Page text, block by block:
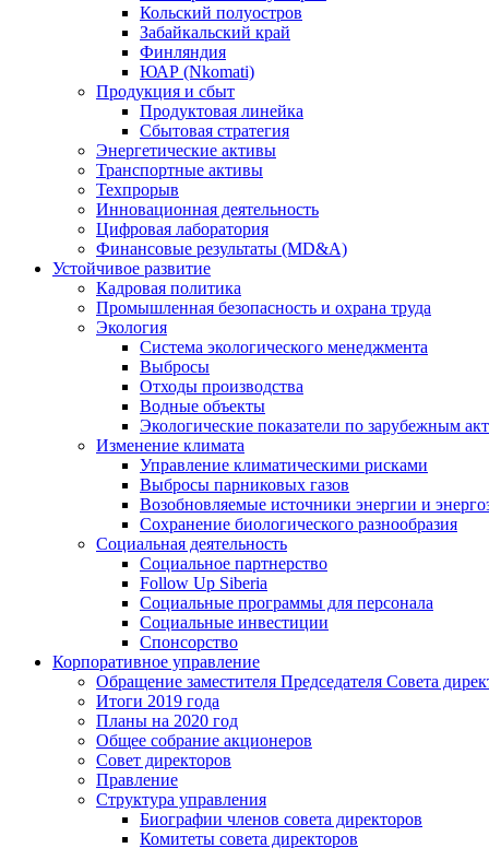
Кольский полуостров
Забайкальский край
Финляндия
ЮАР (Nkomati)
Продукция и сбыт
Продуктовая линейка
Сбытовая стратегия
Энергетические активы
Транспортные активы
Техпрорыв
Инновационная деятельность
Цифровая лаборатория
Финансовые результаты (MD&A)
Устойчивое развитие
Кадровая политика
Промышленная безопасность и охрана труда
Экология
Система экологического менеджмента
Выбросы
Отходы производства
Водные объекты
Экологические показатели по зарубежным
Изменение климата
Управление климатическими рисками
Выбросы парниковых газов
Возобновляемые источники энергии и
Сохранение биологического разнообразия
Социальная деятельность
Социальное партнерство
Follow Up Siberia
Социальные программы для персонала
Социальные инвестиции
Спонсорство
Корпоративное управление
Обращение заместителя Председателя Совета
Итоги 2019 года
Планы на 2020 год
Общее собрание акционеров
Совет директоров
Правление
Структура управления
Биографии членов совета директоров
Комитеты совета директоров